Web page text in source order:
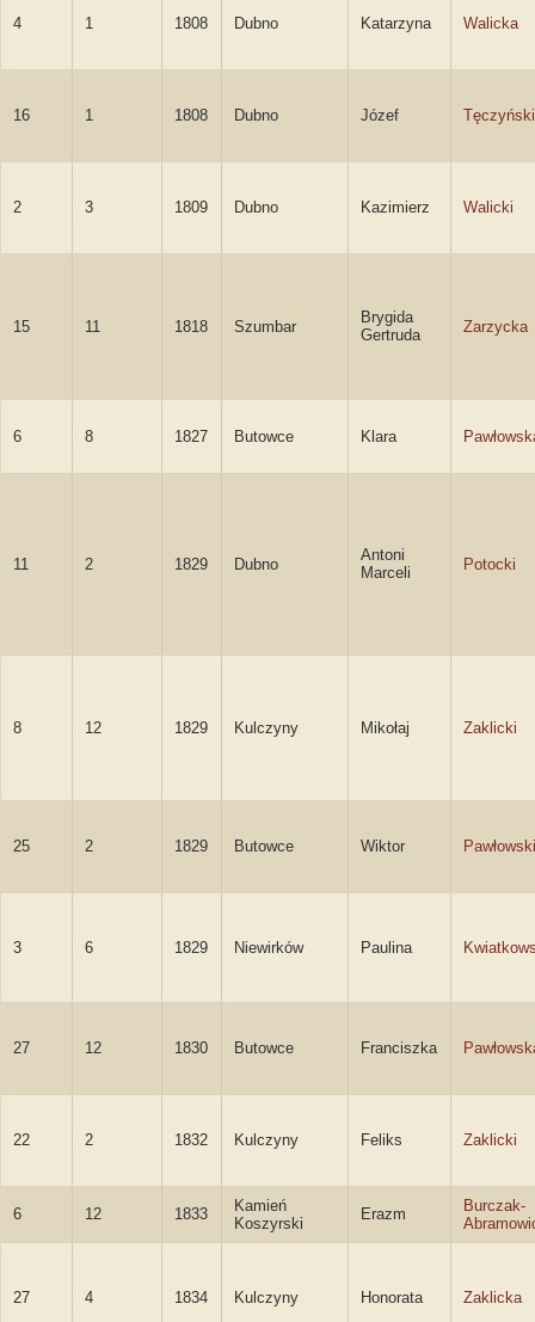
4 1 1808 Dubno Katarzyna Walicka
16 1 1808 Dubno Józef Tęczyński
2 3 1809 Dubno Kazimierz Walicki
15 11 1818 Szumbar
Brygida
Gertruda
Zarzycka
6 8 1827 Butowce Klara
11 2 1829 Dubno
Antoni
Marceli
Potocki
8 12 1829 Kulczyny Mikołaj Zaklicki
25 2 1829 Butowce Wiktor Pawłowski
3 6 1829 Niewirków Paulina
27 12 1830 Butowce Franciszka
22 2 1832 Kulczyny Feliks Zaklicki
6 12 1833
Kamień
Koszyrski
Erazm
Burczak-
27 4 1834 Kulczyny Honorata Zaklicka